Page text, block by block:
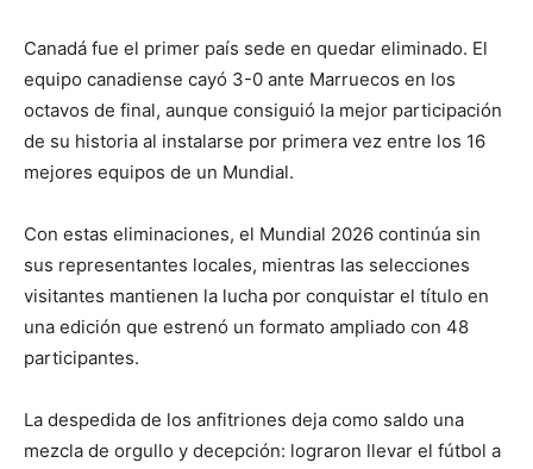
Canadá fue el primer país sede en quedar eliminado. El
equipo canadiense cayó 3-0 ante Marruecos en los
octavos de final, aunque consiguió la mejor participación
de su historia al instalarse por primera vez entre los 16
mejores equipos de un Mundial.
Con estas eliminaciones, el Mundial 2026 continúa sin
sus representantes locales, mientras las selecciones
visitantes mantienen la lucha por conquistar el título en
una edición que estrenó un formato ampliado con 48
participantes.
La despedida de los anfitriones deja como saldo una
mezcla de orgullo y decepción: lograron llevar el fútbol a